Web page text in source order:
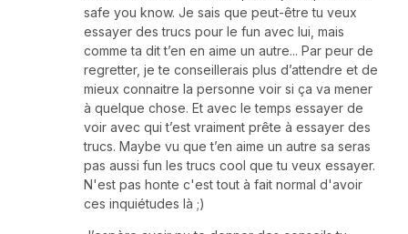
safe you know. Je sais que peut-être tu veux
essayer des trucs pour le fun avec lui, mais
comme ta dit t’en en aime un autre... Par peur de
regretter, je te conseillerais plus d’attendre et de
mieux connaitre la personne voir si ça va mener
à quelque chose. Et avec le temps essayer de
voir avec qui t’est vraiment prête à essayer des
trucs. Maybe vu que t’en aime un autre sa seras
pas aussi fun les trucs cool que tu veux essayer.
N'est pas honte c'est tout à fait normal d'avoir
ces inquiétudes là ;)